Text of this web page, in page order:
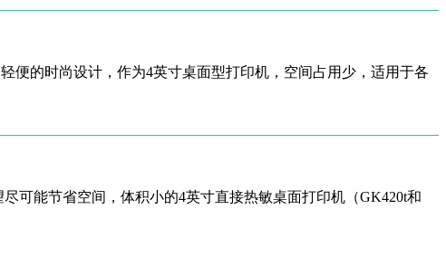
便的时尚设计，作为4英寸桌面型打印机，空间占用少，适用于各
可能节省空间，体积小的4英寸直接热敏桌面打印机（GK420t和